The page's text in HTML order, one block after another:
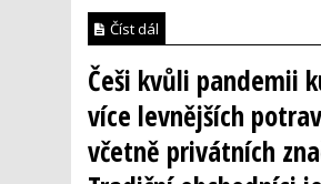
Číst dál
Češi kvůli pandemii
více levnějších
včetně privátních